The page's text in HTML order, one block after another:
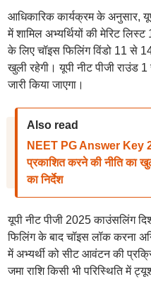
आधिकारिक कार्यक्रम के अनुसार,
में शामिल अभ्यर्थियों की मेरिट
के लिए चॉइस फिलिंग विंडो 11 से
खुली रहेगी। यूपी नीट पीजी राउंड
जारी किया जाएगा।
Also read
NEET PG Answer Key
प्रकाशित करने की नीति का
का निर्देश
यूपी नीट पीजी 2025 काउंसलिंग
फिलिंग के बाद चॉइस लॉक करना
में अभ्यर्थी को सीट आवंटन की
जमा राशि किसी भी परिस्थिति में